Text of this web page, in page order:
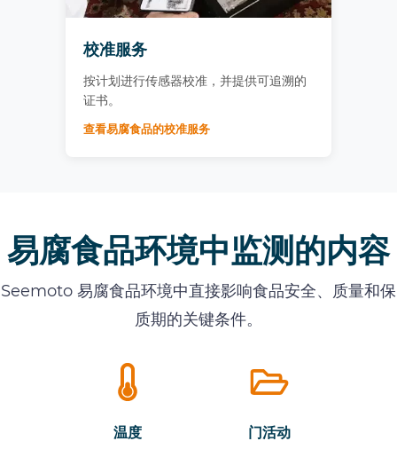
校准服务
按计划进行传感器校准，并提供可追溯的
证书。
查看易腐食品的校准服务
易腐食品环境中监测的内容
Seemoto 易腐食品环境中直接影响食品安全、质量和保
质期的关键条件。
温度 门活动